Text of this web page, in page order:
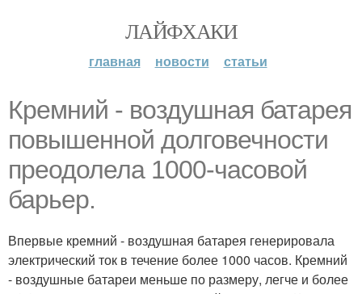
ЛАЙФХАКИ
главная новости статьи
Кремний - воздушная батарея
повышенной долговечности
преодолела 1000-часовой
барьер.
Впервые кремний - воздушная батарея генерировала
электрический ток в течение более 1000 часов. Кремний
- воздушные батареи меньше по размеру, легче и более